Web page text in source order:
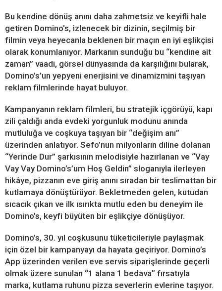
Bu kendine dönüş anını daha zahmetsiz ve keyifli hale
getiren Domino’s, izlenecek bir dizinin, seçilmiş bir
filmin veya heyecanla beklenen bir maçın en iyi eşlikçisi
olarak konumlanıyor. Markanın sunduğu bu “kendine ait
zaman” vaadi, görsel dünyasında da karşılığını bularak,
Domino’s’un yepyeni enerjisini ve dinamizmini taşıyan
reklam filmlerinde hayat buluyor.
Kampanyanın reklam filmleri, bu stratejik içgörüyü, kapı
zili çaldığı anda evdeki yorgunluk modunu anında
mutluluğa ve coşkuya taşıyan bir “değişim anı”
üzerinden anlatıyor. Sefo’nun milyonların diline dolanan
“Yerinde Dur” şarkısının melodisiyle hazırlanan ve “Vay
Vay Vay Domino’s’um Hoş Geldin” sloganıyla ilerleyen
hikâye, pizzanın eve giriş anını sıradan bir teslimattan bir
kutlamaya dönüştürüyor. Bekletmeden gelen, kutudan
sıcacık çıkan ve ilk ısırıkta mutlu eden bu deneyim ile
Domino’s, keyfi büyüten bir eşlikçiye dönüşüyor.
Domino’s, 30. yıl coşkusunu tüketicileriyle paylaşmak
için özel bir kampanyayı da hayata geçiriyor. Domino’s
App üzerinden verilen eve servis siparişlerinde geçerli
olmak üzere sunulan “1 alana 1 bedava” fırsatıyla
marka, kutlama ruhunu pizza severlerin evlerine taşıyor.